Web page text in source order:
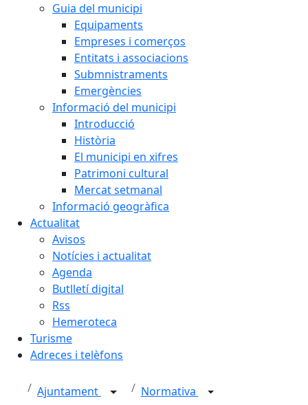
Guia del municipi
Equipaments
Empreses i comerços
Entitats i associacions
Submnistraments
Emergències
Informació del municipi
Introducció
Història
El municipi en xifres
Patrimoni cultural
Mercat setmanal
Informació geogràfica
Actualitat
Avisos
Notícies i actualitat
Agenda
Butlletí digital
Rss
Hemeroteca
Turisme
Adreces i telèfons
Ajuntament
Normativa